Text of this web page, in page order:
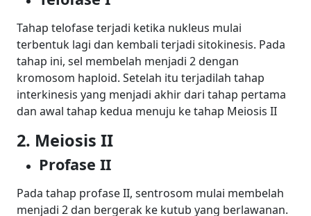
Tahap telofase terjadi ketika nukleus mulai
terbentuk lagi dan kembali terjadi sitokinesis. Pada
tahap ini, sel membelah menjadi 2 dengan
kromosom haploid. Setelah itu terjadilah tahap
interkinesis yang menjadi akhir dari tahap pertama
dan awal tahap kedua menuju ke tahap Meiosis II
2. Meiosis II
Profase II
Pada tahap profase II, sentrosom mulai membelah
menjadi 2 dan bergerak ke kutub yang berlawanan.